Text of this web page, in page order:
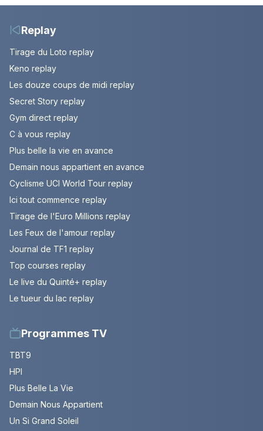
l’Adriatique
Replay
Tirage du Loto replay
Keno replay
Les douze coups de midi replay
Secret Story replay
Gym direct replay
C à vous replay
Plus belle la vie en avance
Demain nous appartient en avance
Cyclisme UCI World Tour replay
Ici tout commence replay
Tirage de l'Euro Millions replay
Les Feux de l'amour replay
Journal de TF1 replay
Top courses replay
Le live du Quinté+ replay
Le tueur du lac replay
Programmes TV
TBT9
HPI
Plus Belle La Vie
Demain Nous Appartient
Un Si Grand Soleil